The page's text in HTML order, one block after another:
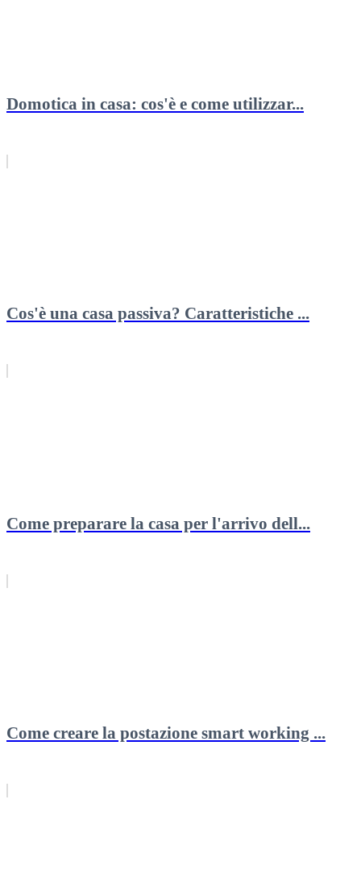
Domotica in casa: cos'è e come utilizzar...
Cos'è una casa passiva? Caratteristiche ...
Come preparare la casa per l'arrivo dell...
Come creare la postazione smart working ...